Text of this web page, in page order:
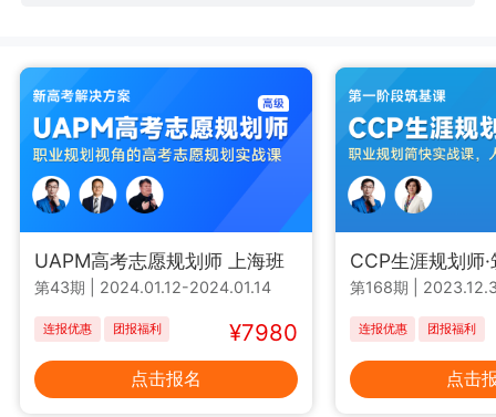
UAPM高考志愿规划师 上海班
第43期 2024.01.12-2024.01.14
连报优惠 团报福利 ¥7980
点击报名
CCP生涯规划师
第168期
连报优惠 团报福利
点击